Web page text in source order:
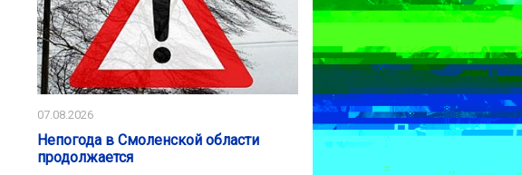
07.08.2026
Непогода в Смоленской области
продолжается